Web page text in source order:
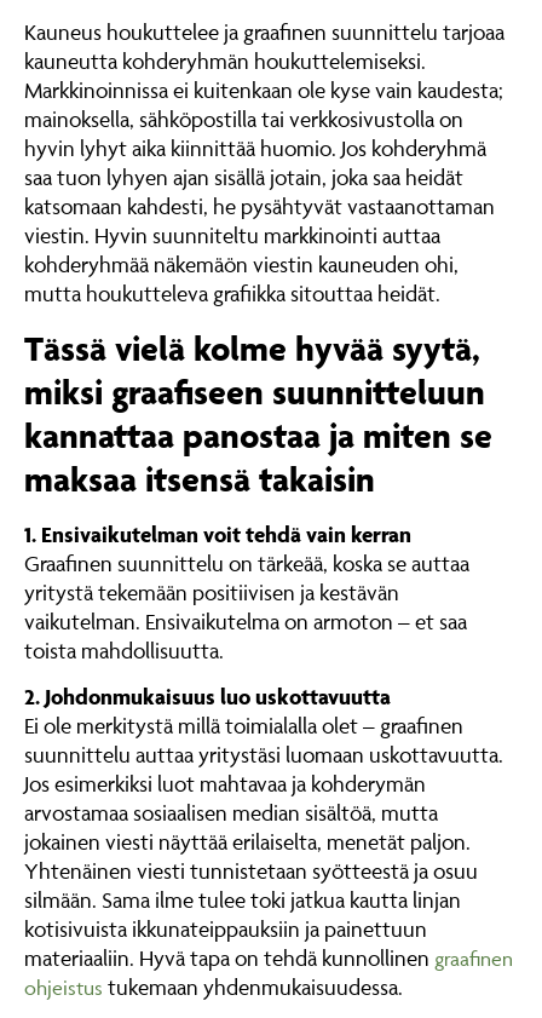
Kauneus houkuttelee ja graafinen suunnittelu tarjoaa
kauneutta kohderyhmän houkuttelemiseksi.
Markkinoinnissa ei kuitenkaan ole kyse vain kaudesta;
mainoksella, sähköpostilla tai verkkosivustolla on
hyvin lyhyt aika kiinnittää huomio. Jos kohderyhmä
saa tuon lyhyen ajan sisällä jotain, joka saa heidät
katsomaan kahdesti, he pysähtyvät vastaanottaman
viestin. Hyvin suunniteltu markkinointi auttaa
kohderyhmää näkemäön viestin kauneuden ohi,
mutta houkutteleva grafiikka sitouttaa heidät.
Tässä vielä kolme hyvää syytä,
miksi graafiseen suunnitteluun
kannattaa panostaa ja miten se
maksaa itsensä takaisin
1. Ensivaikutelman voit tehdä vain kerran
Graafinen suunnittelu on tärkeää, koska se auttaa
yritystä tekemään positiivisen ja kestävän
vaikutelman. Ensivaikutelma on armoton – et saa
toista mahdollisuutta.
2. Johdonmukaisuus luo uskottavuutta
Ei ole merkitystä millä toimialalla olet – graafinen
suunnittelu auttaa yritystäsi luomaan uskottavuutta.
Jos esimerkiksi luot mahtavaa ja kohderymän
arvostamaa sosiaalisen median sisältöä, mutta
jokainen viesti näyttää erilaiselta, menetät paljon.
Yhtenäinen viesti tunnistetaan syötteestä ja osuu
silmään. Sama ilme tulee toki jatkua kautta linjan
kotisivuista ikkunateippauksiin ja painettuun
materiaaliin. Hyvä tapa on tehdä kunnollinen graafinen
ohjeistus tukemaan yhdenmukaisuudessa.